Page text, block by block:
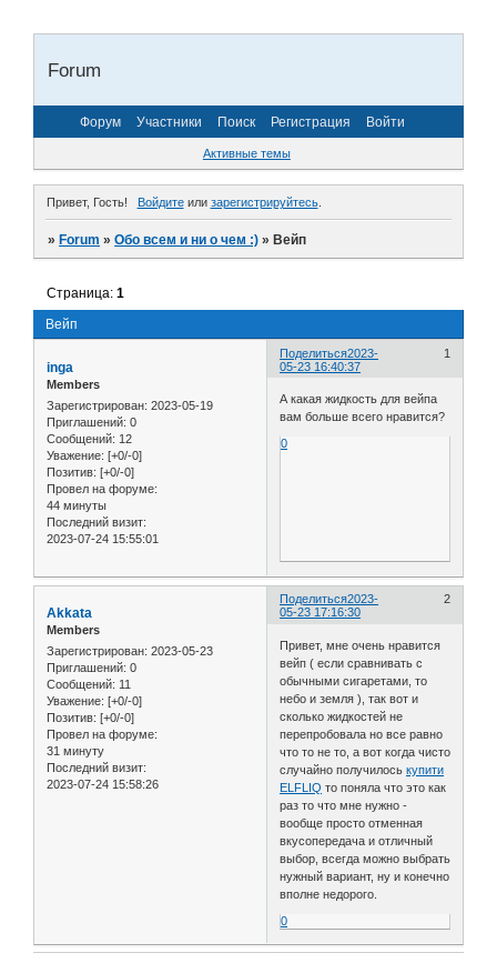
Forum
Форум Участники Поиск Регистрация Войти
Активные темы
Привет, Гость! Войдитеили зарегистрируйтесь.
»Forum »Обо всем и ни о чем :) »Вейп
Вейп
Страница:1
Поделиться 1
2023-
05-23 16:40:37
inga
Members
Зарегистрирован: 2023-05-19
Приглашений: 0
Сообщений: 12
Уважение: [+0/-0]
Позитив: [+0/-0]
Провел на форуме:
44 минуты
Последний визит:
2023-07-24 15:55:01
А какая жидкость для вейпа
вам больше всего нравится?
0
Поделиться 2
2023-
05-23 17:16:30
Akkata
Members
Зарегистрирован: 2023-05-23
Приглашений: 0
Сообщений: 11
Уважение: [+0/-0]
Позитив: [+0/-0]
Провел на форуме:
31 минуту
Последний визит:
2023-07-24 15:58:26
Привет, мне очень нравится
вейп ( если сравнивать с
обычными сигаретами, то
небо и земля ), так вот и
сколько жидкостей не
перепробовала но все равно
что то не то, а вот когда чисто
случайно получилоськупити
ELFLIQ то поняла что это как
раз то что мне нужно -
вообще просто отменная
вкусопередача и отличный
выбор, всегда можно выбрать
нужный вариант, ну и конечно
вполне недорого.
0